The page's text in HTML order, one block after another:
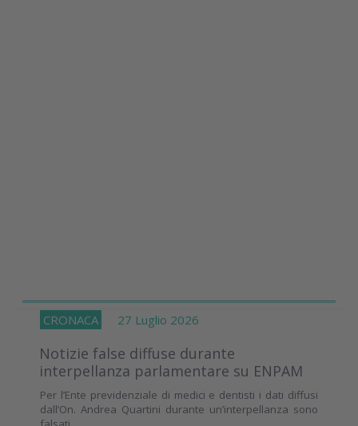
CRONACA 27 Luglio 2026
Notizie false diffuse durante
interpellanza parlamentare su ENPAM
Per l’Ente previdenziale di medici e dentisti i dati diffusi
dall’On. Andrea Quartini durante un’interpellanza sono